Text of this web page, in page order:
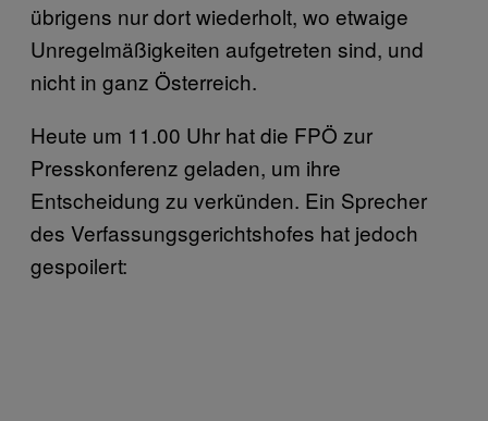
übrigens nur dort wiederholt, wo etwaige
Unregelmäßigkeiten aufgetreten sind, und
nicht in ganz Österreich.
Heute um 11.00 Uhr hat die FPÖ zur
Presskonferenz geladen, um ihre
Entscheidung zu verkünden. Ein Sprecher
des Verfassungsgerichtshofes hat jedoch
gespoilert: